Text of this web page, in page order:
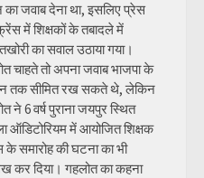
का जवाब देना था, इसलिए प्रेस
में शिक्षकों के तबादले में
का सवाल उठाया गया।
चाहते तो अपना जवाब भाजपा के
तक सीमित रख सकते थे, लेकिन
ने 6 वर्ष पुराना जयपुर स्थित
ऑडिटोरियम में आयोजित शिक्षक
के समारोह की घटना का भी
कर दिया। गहलोत का कहना